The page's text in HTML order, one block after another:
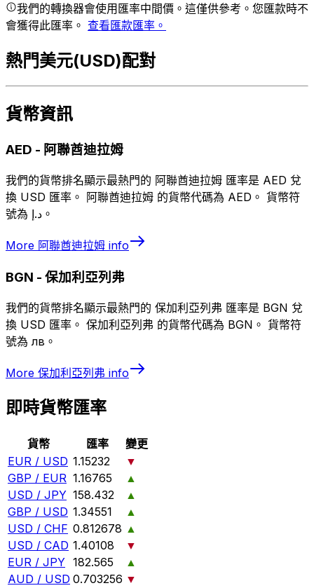
我們的轉換器會使用匯率中間價。這僅供參考。您匯款時不
會獲得此匯率。 查看匯款匯率。
熱門美元(USD)配對
貨幣資訊
AED - 阿聯酋迪拉姆
我們的貨幣排名顯示最熱門的 阿聯酋迪拉姆 匯率是 AED 兌
換 USD 匯率。 阿聯酋迪拉姆 的貨幣代碼為 AED。 貨幣符
號為 د.إ。
More 阿聯酋迪拉姆 info
BGN - 保加利亞列弗
我們的貨幣排名顯示最熱門的 保加利亞列弗 匯率是 BGN 兌
換 USD 匯率。 保加利亞列弗 的貨幣代碼為 BGN。 貨幣符
號為 лв。
More 保加利亞列弗 info
即時貨幣匯率
貨幣 匯率
變更
EUR / USD 1.15232
▼
GBP / EUR 1.16765
▲
USD / JPY 158.432
▲
GBP / USD 1.34551
▲
USD / CHF 0.812678 ▲
USD / CAD 1.40108
▼
EUR / JPY 182.565
▲
AUD / USD 0.703256 ▼